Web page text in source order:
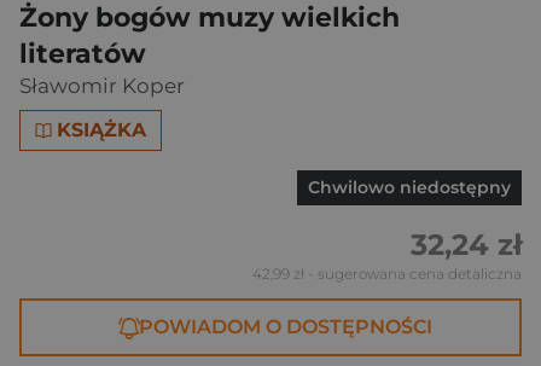
Żony bogów muzy wielkich
literatów
Sławomir Koper
KSIĄŻKA
Chwilowo niedostępny
32,24 zł
42,99 zł - sugerowana cena detaliczna
POWIADOM O DOSTĘPNOŚCI